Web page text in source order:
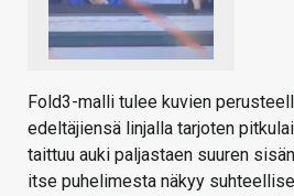
Fold3-malli tulee kuvien
edeltäjiensä linjalla tarjoten
taittuu auki paljastaen suuren
itse puhelimesta näkyy